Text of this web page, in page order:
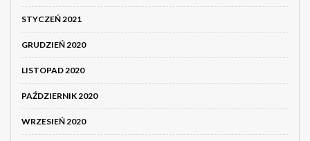
STYCZEŃ 2021
GRUDZIEŃ 2020
LISTOPAD 2020
PAŹDZIERNIK 2020
WRZESIEŃ 2020